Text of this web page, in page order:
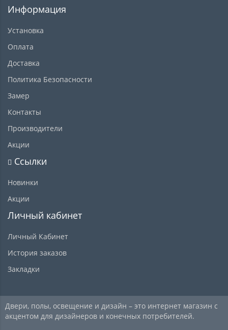
Информация
Установка
Оплата
Доставка
Политика Безопасности
Замер
Контакты
Производители
Акции
Ссылки
Новинки
Акции
Личный кабинет
Личный Кабинет
История заказов
Закладки
Двери, полы, освещение и дизайн – это интернет магазин с
акцентом для дизайнеров и конечных потребителей.